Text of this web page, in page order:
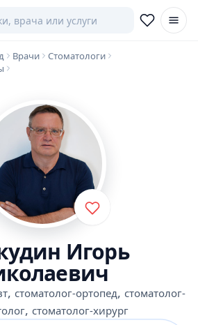
Врачи
Стоматологи
Игорь
, стоматолог-ортопед, стоматолог-
, стоматолог-хирург